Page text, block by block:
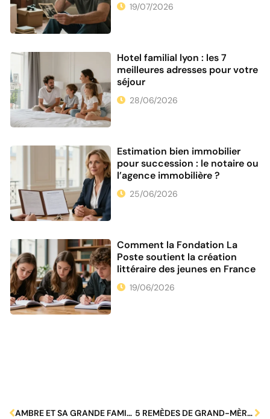
19/07/2026
Hotel familial lyon : les 7
meilleures adresses pour votre
séjour
28/06/2026
Estimation bien immobilier
pour succession : le notaire ou
l’agence immobilière ?
25/06/2026
Comment la Fondation La
Poste soutient la création
littéraire des jeunes en France
19/06/2026
AMBRE ET SA GRANDE FAMILLE : UN RÉCIT INSPIRANT D’AMOUR ET D’HARMONIE. 5 REMÈDES DE GRAND-MÈRE EFFICACES CONTRE LA CONSTIPATION CHEZ LE NOURRISSON